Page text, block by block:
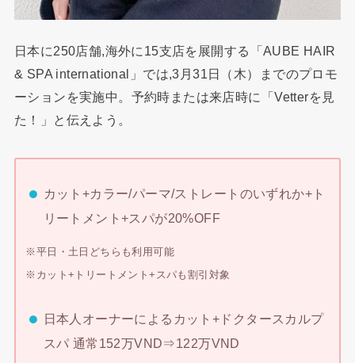
日本に250店舗,海外に15支店を展開する「AUBE HAIR
& SPA international」では,3月31日（木）までのプロモ
ーションを実施中。予約時または来店時に「Vetterを見
た！」と伝えよう。
カット+カラー/パーマ/ストレートのいずれか+ト
リートメント+スパが20%OFF
※平日・土日どちらも利用可能
※カット+トリートメント+スパも割引対象
日本人オーナーによるカット+ドクタースカルプ
スパ 通常152万VND⇒122万VND